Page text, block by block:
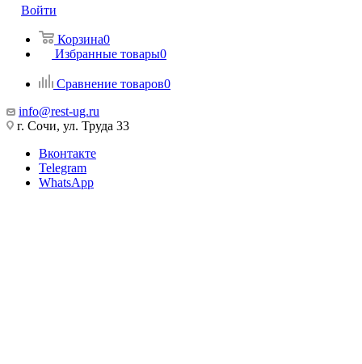
Войти
Корзина0
Избранные товары0
Сравнение товаров0
info@rest-ug.ru
г. Сочи, ул. Труда 33
Вконтакте
Telegram
WhatsApp